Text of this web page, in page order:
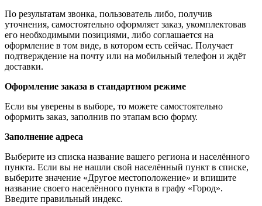
По результатам звонка, пользователь либо, получив
уточнения, самостоятельно оформляет заказ, укомплектовав
его необходимыми позициями, либо соглашается на
оформление в том виде, в котором есть сейчас. Получает
подтверждение на почту или на мобильный телефон и ждёт
доставки.
Оформление заказа в стандартном режиме
Если вы уверены в выборе, то можете самостоятельно
оформить заказ, заполнив по этапам всю форму.
Заполнение адреса
Выберите из списка название вашего региона и населённого
пункта. Если вы не нашли свой населённый пункт в списке,
выберите значение «Другое местоположение» и впишите
название своего населённого пункта в графу «Город».
Введите правильный индекс.